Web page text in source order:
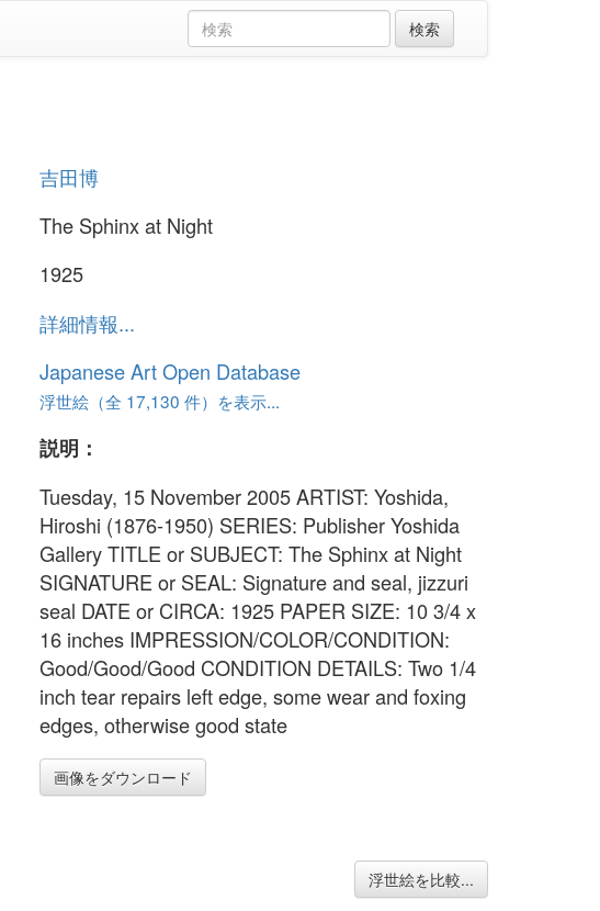
吉田博
The Sphinx at Night
1925
詳細情報...
Japanese Art Open Database
浮世絵（全 17,130 件）を表示...
説明：
Tuesday, 15 November 2005 ARTIST: Yoshida,
Hiroshi (1876-1950) SERIES: Publisher Yoshida
Gallery TITLE or SUBJECT: The Sphinx at Night
SIGNATURE or SEAL: Signature and seal, jizzuri
seal DATE or CIRCA: 1925 PAPER SIZE: 10 3/4 x
16 inches IMPRESSION/COLOR/CONDITION:
Good/Good/Good CONDITION DETAILS: Two 1/4
inch tear repairs left edge, some wear and foxing
edges, otherwise good state
画像をダウンロード
浮世絵を比較...